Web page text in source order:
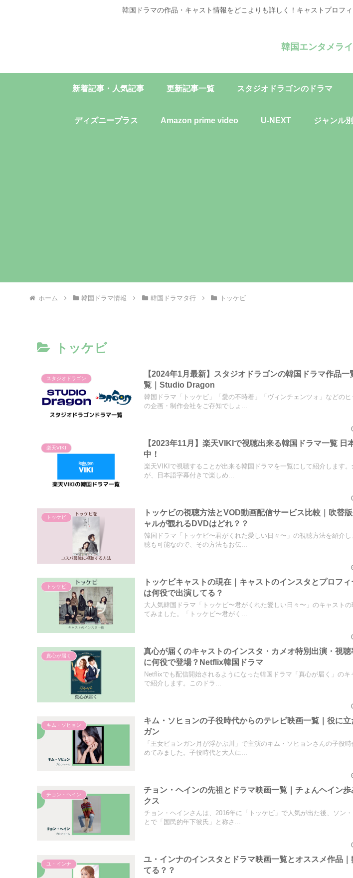
韓国ドラマの作品・キャスト情報をどこよりも詳しく！キャストプロフ
韓国エンタメラ
新着記事・人気記事 更新記事一覧 スタジオドラゴンのドラマ
ディズニープラス Amazon prime video U-NEXT ジャンル別
ホーム 韓国ドラマ情報 韓国ドラマタ行 トッケビ
トッケビ
スタジオドラゴン
【2024年1月最新】スタジオドラゴンの韓国ドラマ作品
覧｜Studio Dragon
韓国ドラマ「トッケビ」「愛の不時着」「ヴィンチェンツォ」などの
の企画・制作会社をご存知でしょ...
楽天VIKI
【2023年11月】楽天VIKIで視聴出来る韓国ドラマ一覧 日
中！
楽天VIKIで視聴することが出来る韓国ドラマを一覧にして紹介します
が、日本語字幕付きで楽しめ...
トッケビ
トッケビの視聴方法とVOD動画配信サービス比較｜吹替
ャルが観れるDVDはどれ？？
韓国ドラマ「トッケビ〜君がくれた愛しい日々〜」の視聴方法を紹介
聴も可能なので、その方法もお伝...
トッケビ
トッケビキャストの現在｜キャストのインスタとプロフ
は何役で出演してる？
大人気韓国ドラマ「トッケビ〜君がくれた愛しい日々〜」のキャスト
てみました。「トッケビ〜君がく...
真心が届く
真心が届くのキャストのインスタ・カメオ特別出演・視
に何役で登場？Netflix韓国ドラマ
Netflixでも配信開始されるようになった韓国ドラマ「真心が届く」のキ
で紹介します。このドラ...
キム・ソヒョン
キム・ソヒョンの子役時代からのテレビ映画一覧｜役に
ガン
「王女ピョンガン月が浮かぶ川」で主演のキム・ソヒョンさんの子役
めてみました。子役時代と大人に...
チョン・ヘイン
チョン・ヘインの先祖とドラマ映画一覧｜チょんヘイン
クス
チョン・ヘインさんは、2016年に「トッケビ」で人気が出た後、ソン
とで「国民的年下彼氏」と称さ...
ユ・インナ
ユ・インナのインスタとドラマ映画一覧とオススメ作品
てる？？